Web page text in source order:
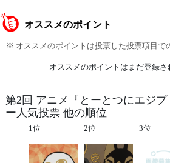
オススメのポイント
※ オススメのポイントは投票した投票項目で
オススメのポイントはまだ登録さ
第2回 アニメ『とーとつにエジ
ー人気投票 他の順位
1位 2位 3位